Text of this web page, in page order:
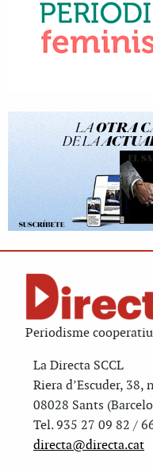
Periodisme
La Directa SCCL
Riera d’Escuder, 38,
08028 Sants
Tel. 935 27 09 82 /
directa@directa.cat